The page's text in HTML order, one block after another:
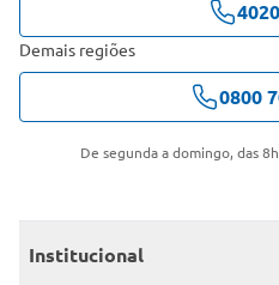
Demais regiões
0800
De segunda a domingo, das
Institucional